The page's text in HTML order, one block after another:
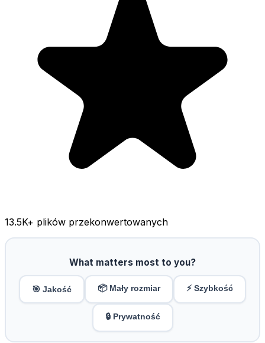
13.5K+ plików przekonwertowanych
What matters most to you?
🎯 Jakość 📦 Mały rozmiar ⚡ Szybkość
🔒 Prywatność